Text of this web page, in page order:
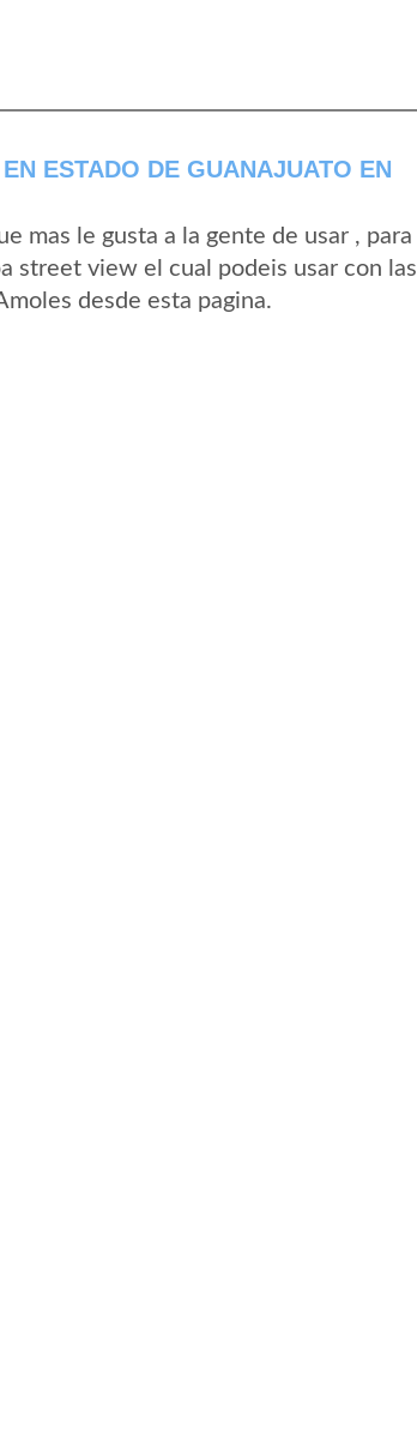
ESTADO DE GUANAJUATO EN
mas le gusta a la gente de usar , para
street view el cual podeis usar con las
desde esta pagina.